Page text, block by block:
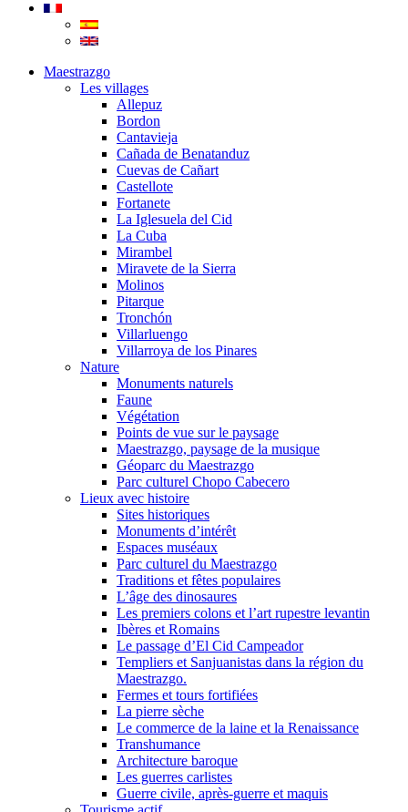
Maestrazgo
Les villages
Allepuz
Bordon
Cantavieja
Cañada de Benatanduz
Cuevas de Cañart
Castellote
Fortanete
La Iglesuela del Cid
La Cuba
Mirambel
Miravete de la Sierra
Molinos
Pitarque
Tronchón
Villarluengo
Villarroya de los Pinares
Nature
Monuments naturels
Faune
Végétation
Points de vue sur le paysage
Maestrazgo, paysage de la musique
Géoparc du Maestrazgo
Parc culturel Chopo Cabecero
Lieux avec histoire
Sites historiques
Monuments d’intérêt
Espaces muséaux
Parc culturel du Maestrazgo
Traditions et fêtes populaires
L’âge des dinosaures
Les premiers colons et l’art rupestre levantin
Ibères et Romains
Le passage d’El Cid Campeador
Templiers et Sanjuanistas dans la région du
Maestrazgo.
Fermes et tours fortifiées
La pierre sèche
Le commerce de la laine et la Renaissance
Transhumance
Architecture baroque
Les guerres carlistes
Guerre civile, après-guerre et maquis